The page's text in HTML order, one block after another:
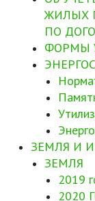
ЖИЛЫХ
ПО
ФОРМЫ
ЗЕМЛЯ И
ЗЕМЛЯ
2019
2020